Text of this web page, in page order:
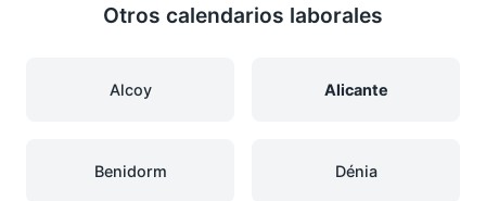
Otros calendarios laborales
Alcoy Alicante
Benidorm Dénia